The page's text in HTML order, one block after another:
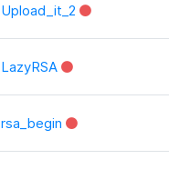
Upload_it_2
LazyRSA
rsa_begin